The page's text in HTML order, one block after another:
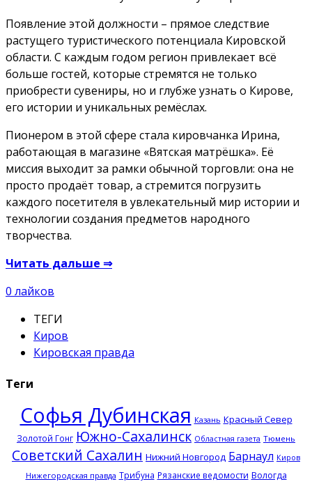
Появление этой должности – прямое следствие
растущего туристического потенциала Кировской
области. С каждым годом регион привлекает всё
больше гостей, которые стремятся не только
приобрести сувениры, но и глубже узнать о Кирове,
его истории и уникальных ремёслах.
Пионером в этой сфере стала кировчанка Ирина,
работающая в магазине «Вятская матрёшка». Её
миссия выходит за рамки обычной торговли: она не
просто продаёт товар, а стремится погрузить
каждого посетителя в увлекательный мир истории и
технологии создания предметов народного
творчества.
Читать дальше ⇒
0 лайков
ТЕГИ
Киров
Кировская правда
Теги
Софья Дубинская Казань Красный Север
Золотой Гонг Южно-Сахалинск Областная газета Тюмень
Советский Сахалин Нижний Новгород Барнаул Киров
Нижегородская правда Трибуна Рязанские ведомости Вологда